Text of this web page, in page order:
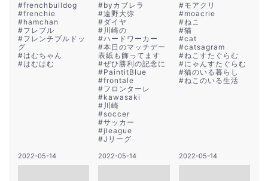
#frenchbulldog
#frenchie
#hamchan
#フレブル
#フレンチブルドッ
グ
#はむちゃん
#はむはむ
#byカブレラ
#遠野大弥
#ダイヤ
# 川崎の
#ハードワーカー
#本日のマッチデー
表紙も飾ってます
#ぜひ勝利の記念に
#PaintitBlue
#frontale
#フロンターレ
#kawasaki
# 川崎
#soccer
#サッカー
#jleague
#Jリーグ
#モアクリ
#moacrie
#ねこ
#猫
#cat
#catsagram
#ねこすたぐらむ
#にゃんすたぐらむ
#猫のいる暮らし
#ねこのいる生活
2022-05-14 2022-05-14 2022-05-14